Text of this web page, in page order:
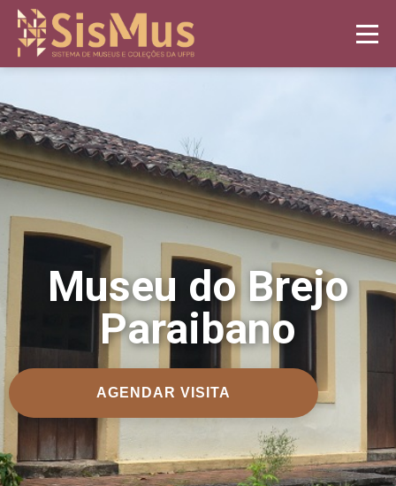
Museu do Brejo
Paraibano
AGENDAR VISITA